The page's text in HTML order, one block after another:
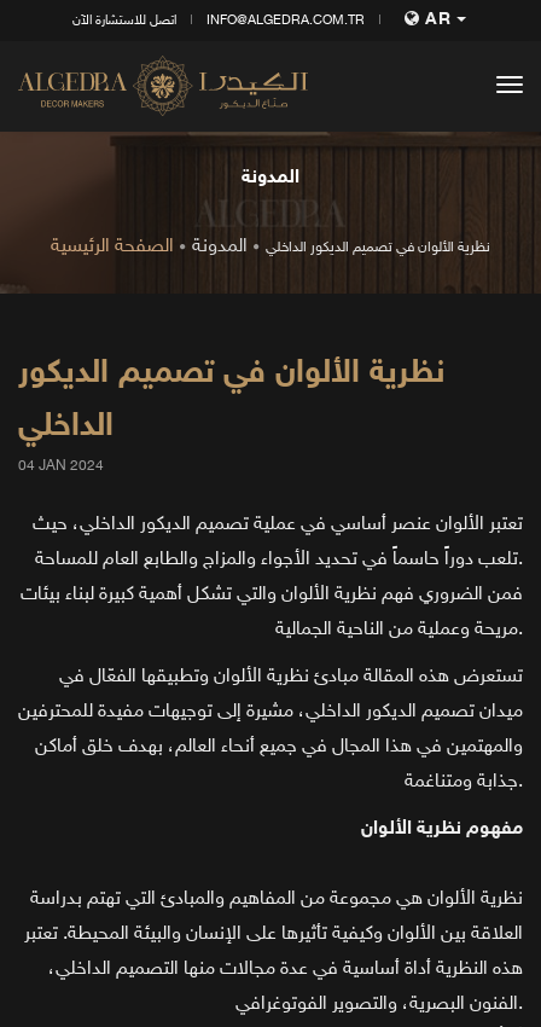
اتصل للاستشارة الآن INFO@ALGEDRA.COM.TR AR
المدونة
الصفحة الرئيسية المدونة نظرية الألوان في تصميم الديكور الداخلي
نظرية الألوان في تصميم الديكور
الداخلي
04 JAN 2024
تعتبر الألوان عنصر أساسي في عملية تصميم الديكور الداخلي، حيث
تلعب دوراً حاسماً في تحديد الأجواء والمزاج والطابع العام للمساحة.
فمن الضروري فهم نظرية الألوان والتي تشكل أهمية كبيرة لبناء بيئات
مريحة وعملية من الناحية الجمالية.
تستعرض هذه المقالة مبادئ نظرية الألوان وتطبيقها الفعّال في
ميدان تصميم الديكور الداخلي، مشيرة إلى توجيهات مفيدة للمحترفين
والمهتمين في هذا المجال في جميع أنحاء العالم، بهدف خلق أماكن
جذابة ومتناغمة.
مفهوم نظرية الألوان
نظرية الألوان هي مجموعة من المفاهيم والمبادئ التي تهتم بدراسة
العلاقة بين الألوان وكيفية تأثيرها على الإنسان والبيئة المحيطة. تعتبر
هذه النظرية أداة أساسية في عدة مجالات منها التصميم الداخلي،
الفنون البصرية، والتصوير الفوتوغرافي.